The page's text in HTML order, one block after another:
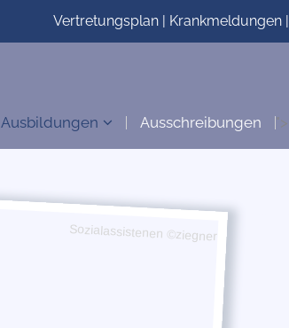
Vertretungsplan | Krankmeldungen |
Ausbildungen Ausschreibungen ">
Sozialassistenen ©ziegner